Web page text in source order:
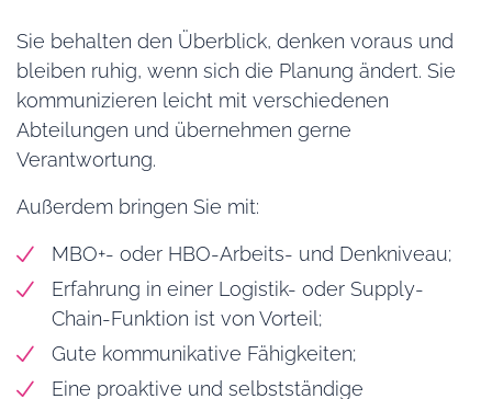
Sie behalten den Überblick, denken voraus und
bleiben ruhig, wenn sich die Planung ändert. Sie
kommunizieren leicht mit verschiedenen
Abteilungen und übernehmen gerne
Verantwortung.
Außerdem bringen Sie mit:
MBO+- oder HBO-Arbeits- und Denkniveau;
Erfahrung in einer Logistik- oder Supply-
Chain-Funktion ist von Vorteil;
Gute kommunikative Fähigkeiten;
Eine proaktive und selbstständige